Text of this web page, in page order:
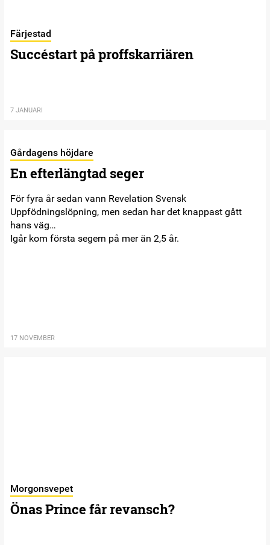
Färjestad
Succéstart på proffskarriären
7 JANUARI
Gårdagens höjdare
En efterlängtad seger
För fyra år sedan vann Revelation Svensk
Uppfödningslöpning, men sedan har det knappast gått
hans väg…
Igår kom första segern på mer än 2,5 år.
17 NOVEMBER
Morgonsvepet
Önas Prince får revansch?